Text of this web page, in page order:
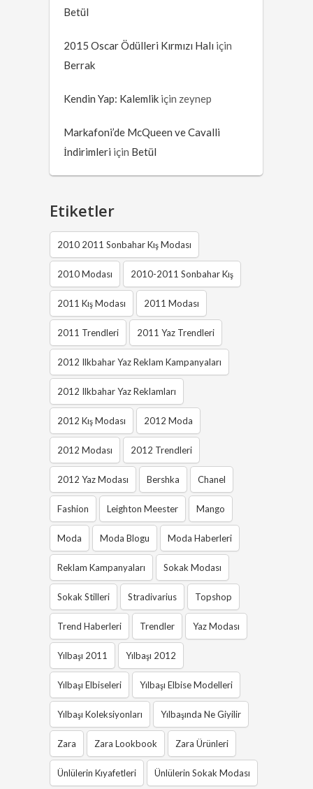
Betül
2015 Oscar Ödülleri Kırmızı Halı için
Berrak
Kendin Yap: Kalemlik için zeynep
Markafoni’de McQueen ve Cavalli
İndirimleri için Betül
Etiketler
2010 2011 Sonbahar Kış Modası
2010 Modası 2010-2011 Sonbahar Kış
2011 Kış Modası 2011 Modası
2011 Trendleri 2011 Yaz Trendleri
2012 Ilkbahar Yaz Reklam Kampanyaları
2012 Ilkbahar Yaz Reklamları
2012 Kış Modası 2012 Moda
2012 Modası 2012 Trendleri
2012 Yaz Modası Bershka Chanel
Fashion Leighton Meester Mango
Moda Moda Blogu Moda Haberleri
Reklam Kampanyaları Sokak Modası
Sokak Stilleri Stradivarius Topshop
Trend Haberleri Trendler Yaz Modası
Yılbaşı 2011 Yılbaşı 2012
Yılbaşı Elbiseleri Yılbaşı Elbise Modelleri
Yılbaşı Koleksiyonları Yılbaşında Ne Giyilir
Zara Zara Lookbook Zara Ürünleri
Ünlülerin Kıyafetleri Ünlülerin Sokak Modası